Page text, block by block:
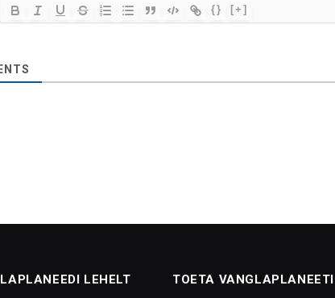
{} [+]
LEHELT TOETA VANGLAPLANEETI